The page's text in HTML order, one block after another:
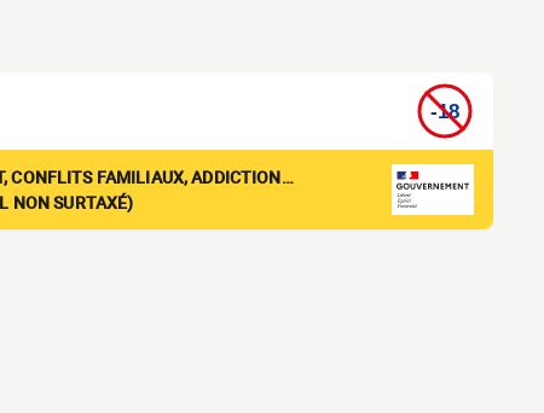
CONFLITS FAMILIAUX, ADDICTION…
NON SURTAXÉ)